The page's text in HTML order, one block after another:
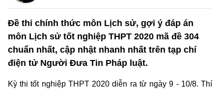
Đề thi chính thức môn Lịch sử, gợi ý đáp án
môn Lịch sử tốt nghiệp THPT 2020 mã đề 304
chuẩn nhất, cập nhật nhanh nhất trên tạp chí
điện tử Người Đưa Tin Pháp luật.
Kỳ thi tốt nghiệp THPT 2020 diễn ra từ ngày 9 - 10/8. Thí